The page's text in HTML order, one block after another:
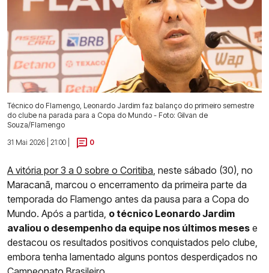
Técnico do Flamengo, Leonardo Jardim faz balanço do primeiro semestre
do clube na parada para a Copa do Mundo - Foto: Gilvan de
Souza/Flamengo
31 Mai 2026 | 21:00 |
0
A vitória por 3 a 0 sobre o Coritiba , neste sábado (30), no
Maracanã, marcou o encerramento da primeira parte da
temporada do Flamengo antes da pausa para a Copa do
Mundo. Após a partida, o técnico Leonardo Jardim
avaliou o desempenho da equipe nos últimos meses e
destacou os resultados positivos conquistados pelo clube,
embora tenha lamentado alguns pontos desperdiçados no